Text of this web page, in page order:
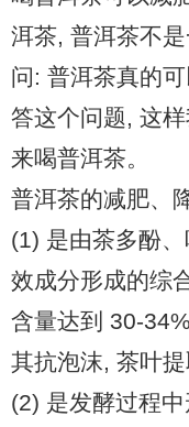
洱茶, 普洱茶不
问: 普洱茶真的
答这个问题, 这
来喝普洱茶。
普洱茶的减肥、
(1) 是由茶多酚
效成分形成的综
含量达到 30-
其抗泡沫, 茶叶提
(2) 是发酵过程